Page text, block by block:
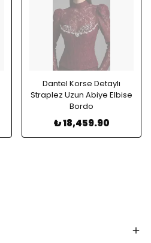
Dantel Korse Detaylı
Straplez Uzun Abiye Elbise
Bordo
₺ 18,459.90